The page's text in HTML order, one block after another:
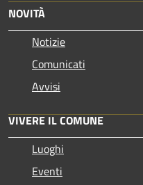
NOVITÀ
Notizie
Comunicati
Avvisi
VIVERE IL COMUNE
Luoghi
Eventi